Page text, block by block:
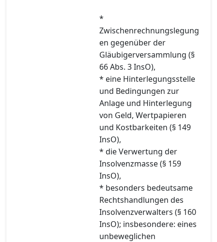
*
Zwischenrechnungslegung
en gegenüber der
Gläubigerversammlung (§
66 Abs. 3 InsO),
* eine Hinterlegungsstelle
und Bedingungen zur
Anlage und Hinterlegung
von Geld, Wertpapieren
und Kostbarkeiten (§ 149
InsO),
* die Verwertung der
Insolvenzmasse (§ 159
InsO),
* besonders bedeutsame
Rechtshandlungen des
Insolvenzverwalters (§ 160
InsO); insbesondere: eines
unbeweglichen